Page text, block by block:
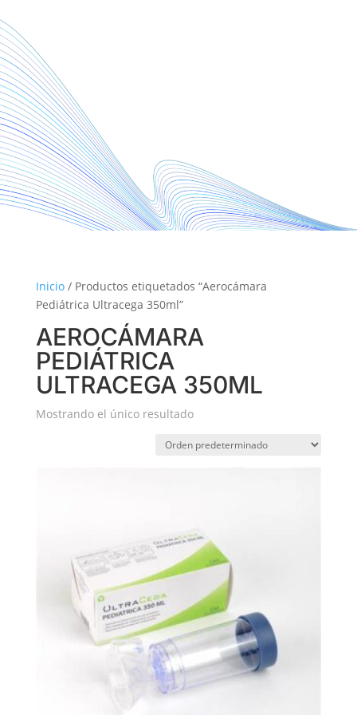
Inicio/ Productos etiquetados “Aerocámara
Pediátrica Ultracega 350ml”
AEROCÁMARA
PEDIÁTRICA
ULTRACEGA 350ML
Mostrando el único resultado